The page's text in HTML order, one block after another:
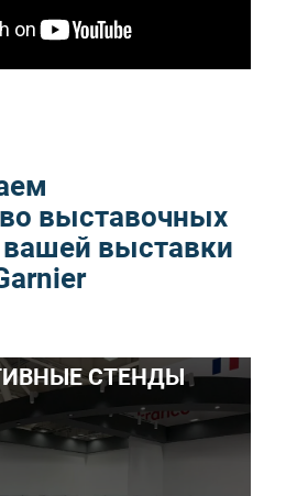
выставочных
выставки
СТЕНДЫ